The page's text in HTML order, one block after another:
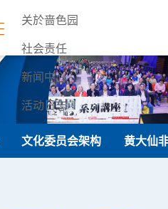
关於啬色园
社会责任
新闻中心
活动日志
联络我们
文化委员会架构 黄大仙